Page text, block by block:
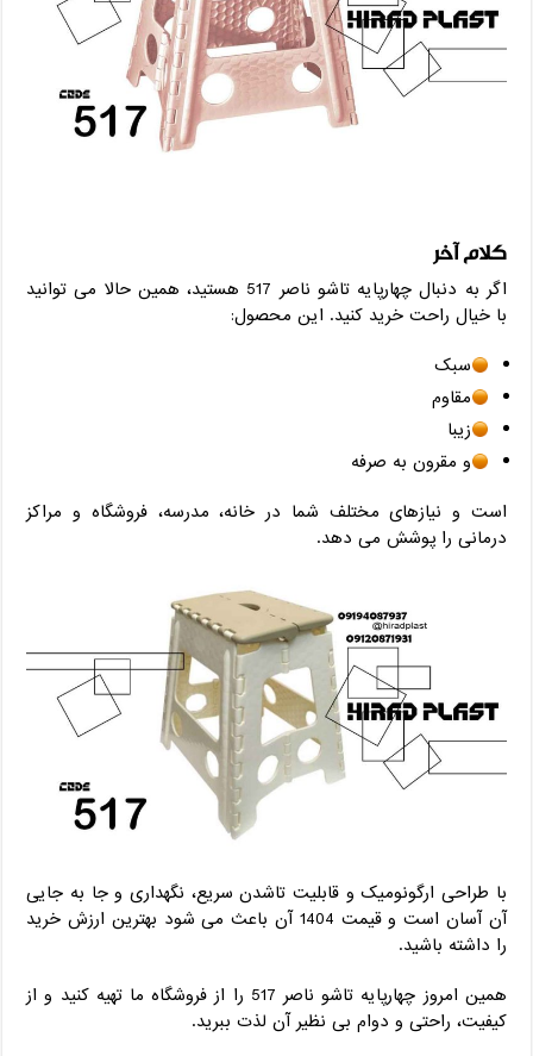
کلام آخر
اگر به دنبال چهارپایه تاشو ناصر 517 هستید، همین حالا می ‌توانید
با خیال راحت خرید کنید. این محصول:
سبک
مقاوم
زیبا
و مقرون ‌به‌ صرفه
است و نیازهای مختلف شما در خانه، مدرسه، فروشگاه و مراکز
درمانی را پوشش می ‌دهد.
با طراحی ارگونومیک و قابلیت تاشدن سریع، نگهداری و جا به ‌جایی
آن آسان است و قیمت 1404 آن باعث می ‌شود بهترین ارزش خرید
را داشته باشید.
همین امروز چهارپایه تاشو ناصر 517 را از فروشگاه ما تهیه کنید و از
کیفیت، راحتی و دوام بی ‌نظیر آن لذت ببرید.